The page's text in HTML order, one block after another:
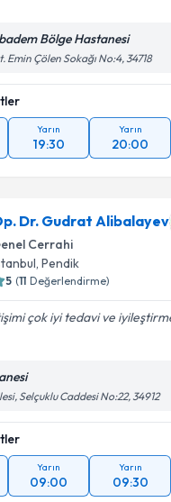
verilerimin işlenmesine
'ni okudum ve kişisel
işlenmesini kabul
Takvim Talebini
Bölge Hastanesi
Emin Çölen Sokağı No:4, 34718
Yarın
19:30
Yarın
20:00
Dr. Gudrat Alibalayev
Cerrahi
, Pendik
5 (11 Değerlendirme)
çok iyi tedavi ve
Selçuklu Caddesi No:22, 34912
Yarın
09:00
Yarın
09:30